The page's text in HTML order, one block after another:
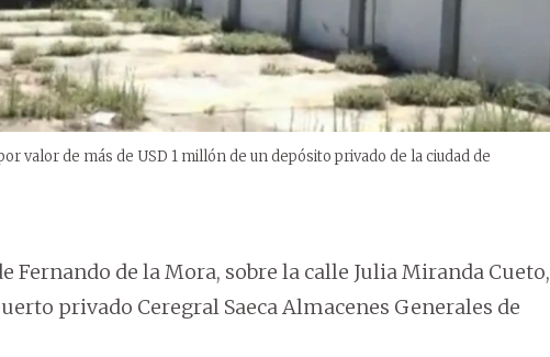
valor de más de USD 1 millón de un depósito privado de la ciudad de
Fernando de la Mora, sobre la calle Julia Miranda Cueto,
privado Ceregral Saeca Almacenes Generales de